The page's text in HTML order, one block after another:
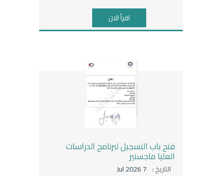
اقرأ الان
فتح باب التسجيل لبرنامج الدراسات
العليا ماجستير
التاريخ : 7 Jul 2026